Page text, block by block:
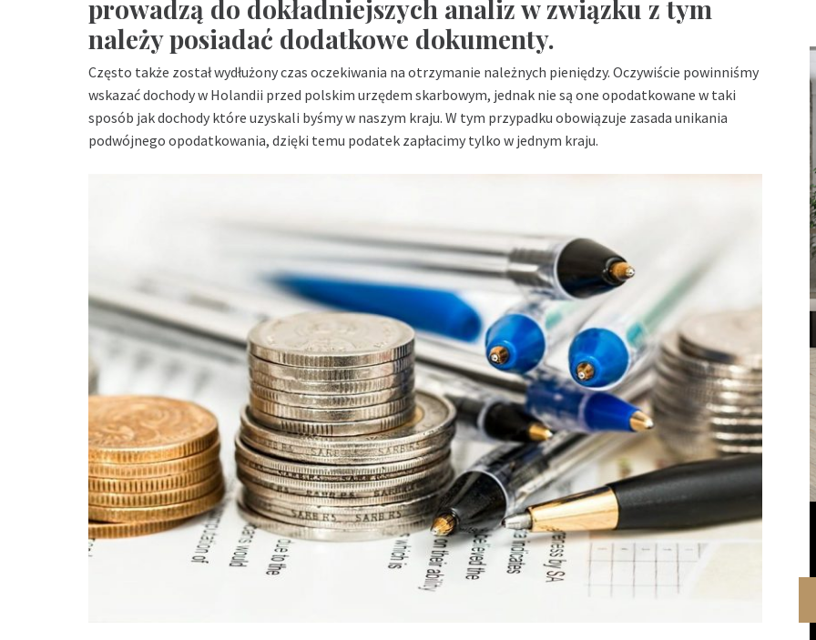
prowadzą do dokładniejszych analiz w związku z tym
należy posiadać dodatkowe dokumenty.
Często także został wydłużony czas oczekiwania na otrzymanie należnych pieniędzy. Oczywiście powinniśmy
wskazać dochody w Holandii przed polskim urzędem skarbowym, jednak nie są one opodatkowane w taki
sposób jak dochody które uzyskali byśmy w naszym kraju. W tym przypadku obowiązuje zasada unikania
podwójnego opodatkowania, dzięki temu podatek zapłacimy tylko w jednym kraju.